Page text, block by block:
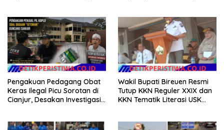
Pengakuan Pedagang Obat
Keras Ilegal Picu Sorotan di
Cianjur, Desakan Investigasi
Wakil Bupati Bireuen Resmi
Tutup KKN Reguler XXIX dan
KKN Tematik Literasi USK